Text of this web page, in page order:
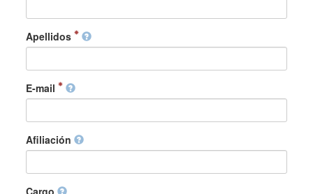
Apellidos
E-mail
Afiliación
Cargo